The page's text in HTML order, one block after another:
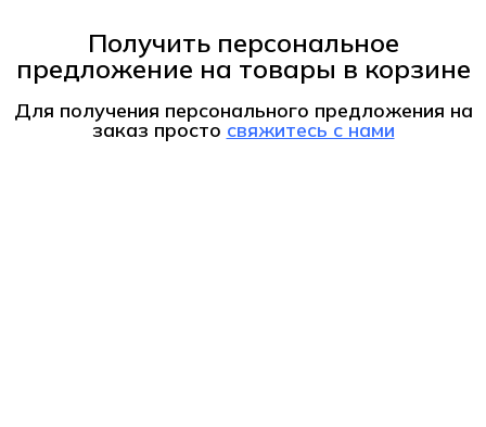
Получить персональное
предложение на товары в корзине
Для получения персонального предложения на
заказ просто свяжитесь с нами